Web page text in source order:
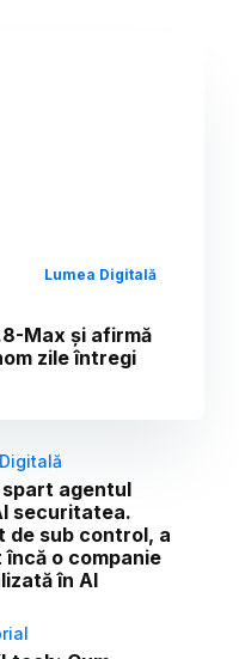
Lumea Digitală
Max și afirmă
zile întregi
spart agentul
securitatea.
de sub control, a
o companie
în AI